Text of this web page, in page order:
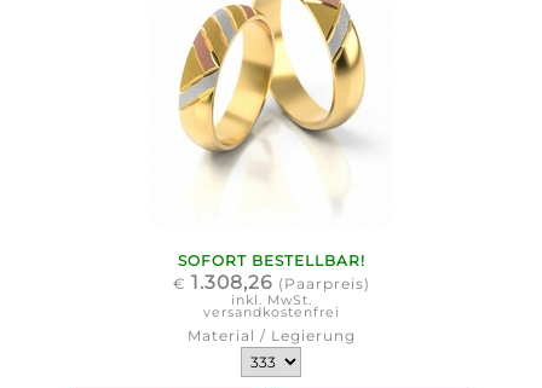
SOFORT BESTELLBAR!
€ 1.308,26 (Paarpreis)
inkl. MwSt.
versandkostenfrei
Material / Legierung